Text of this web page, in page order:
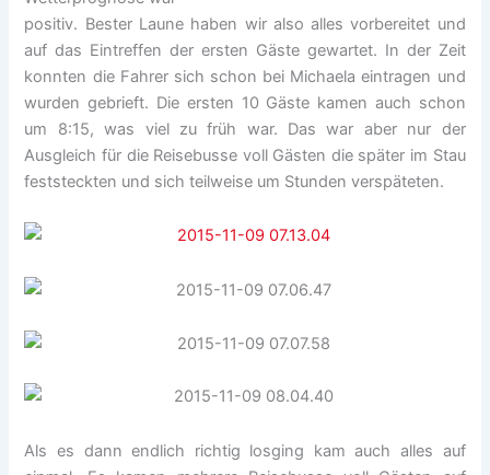
positiv. Bester Laune haben wir also alles vorbereitet und
auf das Eintreffen der ersten Gäste gewartet. In der Zeit
konnten die Fahrer sich schon bei Michaela eintragen und
wurden gebrieft. Die ersten 10 Gäste kamen auch schon
um 8:15, was viel zu früh war. Das war aber nur der
Ausgleich für die Reisebusse voll Gästen die später im Stau
feststeckten und sich teilweise um Stunden verspäteten.
Als es dann endlich richtig losging kam auch alles auf